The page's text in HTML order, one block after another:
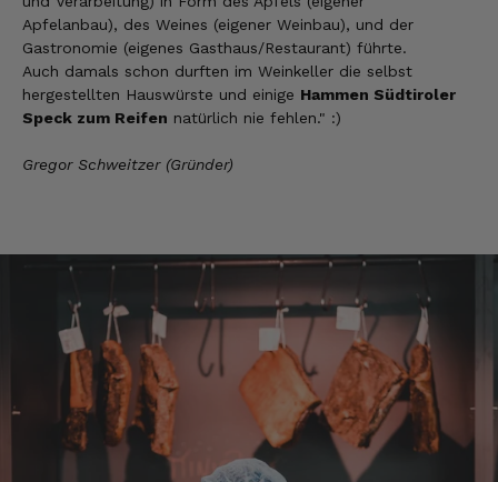
Apfelanbau), des Weines (eigener Weinbau), und der
Gastronomie (eigenes Gasthaus/Restaurant) führte.
Auch damals schon durften im Weinkeller die selbst
hergestellten Hauswürste und einige Hammen Südtiroler
Speck zum Reifen natürlich nie fehlen." :)
Gregor Schweitzer (Gründer)
Ellen
Verifizierter Kunde
Eurer Speck 🥓 ist einfach zum reinknien. Der
Geschmack… wie auf Wolke sieben.
7.8.2026
Wolfgang
Problemen wurde sofort geholfen. Hier kann
7.8.2026
Steffi
Verifizierter Kunde
Sehr gute Produkte und auch eine schnelle
Lieferung. Produkte auch lange haltbar.